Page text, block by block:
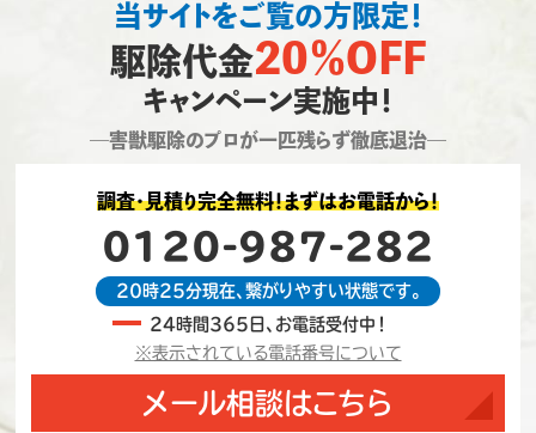
当サイトをご覧の方限定！
駆除代金20％OFF
キャンペーン実施中！
―害獣駆除のプロが一匹残らず徹底退治―
調査・見積り完全無料！まずはお電話から！
0120-987-282
20時25分現在、繋がりやすい状態です。
24時間365日、お電話受付中！
※表示されている電話番号について
メール相談はこちら